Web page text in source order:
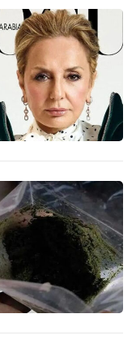
۱۳ اظهارنظر متفاوت
گوگوش خبرساز شد
۱۴۰۵/۰۵/۱۵ ۱۴:۴۸
۱۴
ماده مخدری که
سوپرمارکت‌ها باز شد
۱۴۰۵/۰۵/۱۵ ۱۴:۴۴